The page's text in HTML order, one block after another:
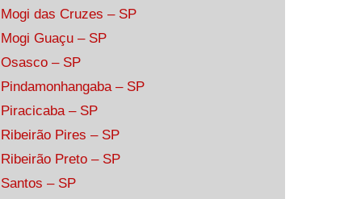
Mogi das Cruzes – SP
Mogi Guaçu – SP
Osasco – SP
Pindamonhangaba – SP
Piracicaba – SP
Ribeirão Pires – SP
Ribeirão Preto – SP
Santos – SP